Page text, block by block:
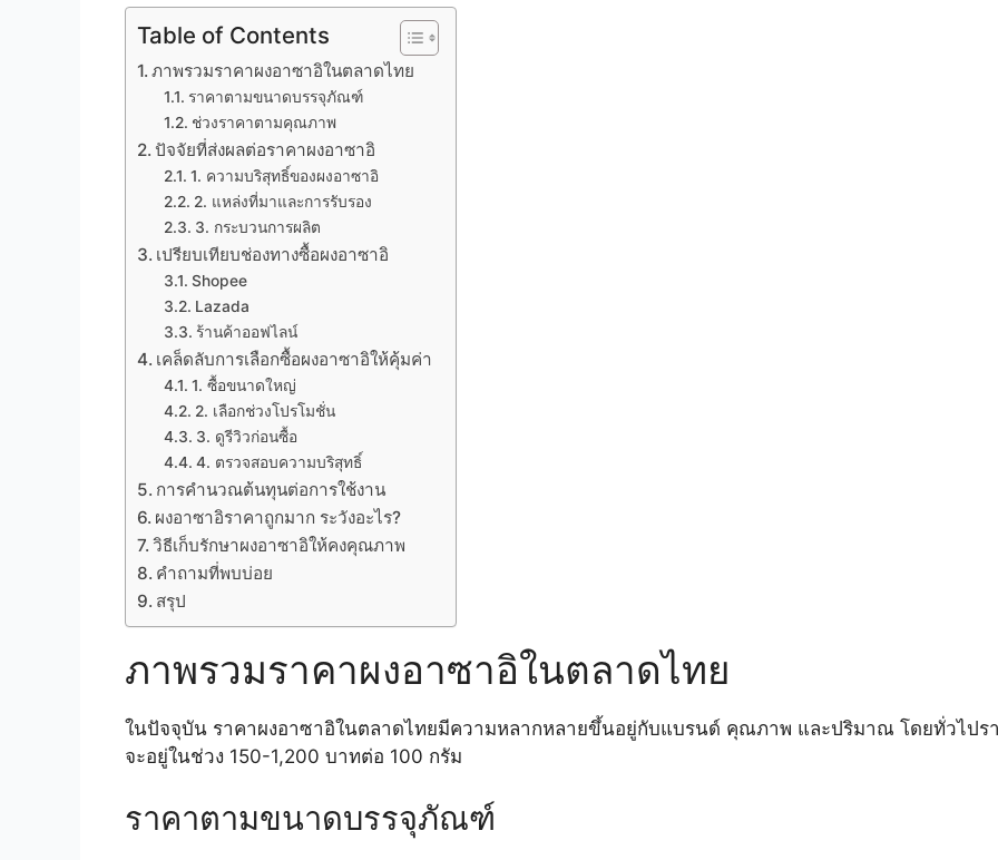
Table of Contents
ภาพรวมราคาผงอาซาอิในตลาดไทย
ราคาตามขนาดบรรจุภัณฑ์
ช่วงราคาตามคุณภาพ
ปัจจัยที่ส่งผลต่อราคาผงอาซาอิ
1. ความบริสุทธิ์ของผงอาซาอิ
2. แหล่งที่มาและการรับรอง
3. กระบวนการผลิต
เปรียบเทียบช่องทางซื้อผงอาซาอิ
Shopee
Lazada
ร้านค้าออฟไลน์
เคล็ดลับการเลือกซื้อผงอาซาอิให้คุ้มค่า
1. ซื้อขนาดใหญ่
2. เลือกช่วงโปรโมชั่น
3. ดูรีวิวก่อนซื้อ
4. ตรวจสอบความบริสุทธิ์
การคำนวณต้นทุนต่อการใช้งาน
ผงอาซาอิราคาถูกมาก ระวังอะไร?
วิธีเก็บรักษาผงอาซาอิให้คงคุณภาพ
คำถามที่พบบ่อย
สรุป
ภาพรวมราคาผงอาซาอิในตลาดไทย
ในปัจจุบัน ราคาผงอาซาอิในตลาดไทยมีความหลากหลายขึ้นอยู่กับแบรนด์ คุณภาพ และปริมาณ โดยทั่วไปร
จะอยู่ในช่วง 150-1,200 บาทต่อ 100 กรัม
ราคาตามขนาดบรรจุภัณฑ์